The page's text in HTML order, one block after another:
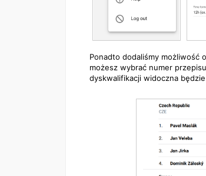
Ponadto dodaliśmy możliwość
możesz wybrać numer
dyskwalifikacji widoczna